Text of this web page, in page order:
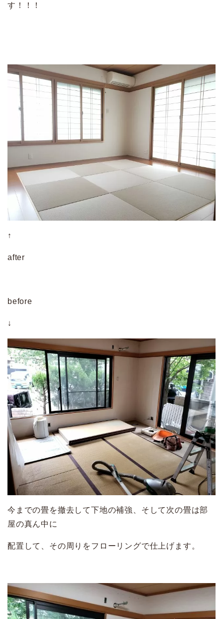
す！！！
↑
after
before
↓
今までの畳を撤去して下地の補強、そして次の畳は部
屋の真ん中に
配置して、その周りをフローリングで仕上げます。